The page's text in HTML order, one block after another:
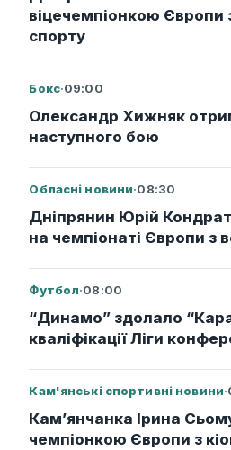
віцечемпіонкою Європи
спорту
Бокс·09:00
Олександр Хижняк
наступного бою
Обласні новини·08:30
Дніпрянин Юрій
на чемпіонаті Європи з
Футбол·08:00
“Динамо” здолало
кваліфікації Ліги
Кам'янські спортивні новини·
Кам’янчанка Ірина
чемпіонкою Європи з